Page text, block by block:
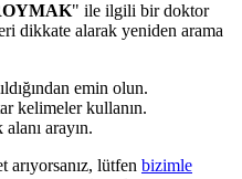
" ile ilgili bir doktor
dikkate alarak yeniden arama
emin olun.
kelimeler kullanın.
arayın.
lütfen bizimle